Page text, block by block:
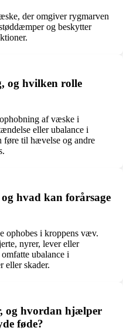
der omgiver rygmarven
og beskytter
og hvilken rolle
af væske i
eller ubalance i
føre til hævelse og andre
hvad kan forårsage
ophobes i kroppens væv.
nyrer, lever eller
ubalance i
eller skader.
og hvordan hjælper
føde?